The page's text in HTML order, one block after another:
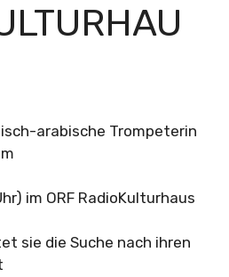
arabische Trompeterin
im ORF RadioKulturhaus
sie die Suche nach ihren